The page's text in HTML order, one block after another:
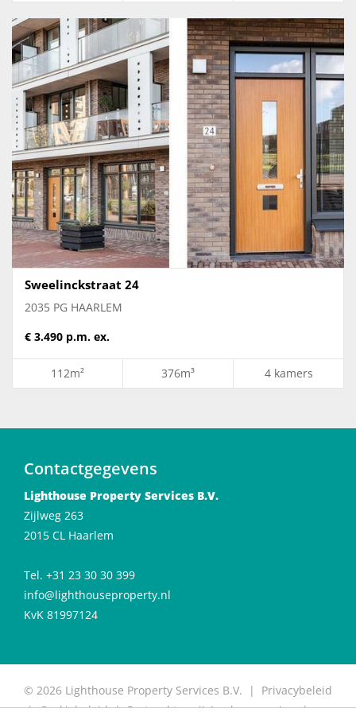
Parking via resident permit
By bike to - NS Station Haarlem: 4 minutes ,
Recreational lake Het Wed: 14 minutes, beach: 23
minutes
The property is offered unfurnished or partly
furnished, subject to further discussion
The rental price is exclusive of gas, water, electricity,
TV/internet, and local tenant taxes
Diplomatic contract for two years. Minimal rental
period 12 months. Further extended periods may be
possible and will be advised well in advance.
Owner reserves the right of refusal
Sweelinckstraat 24
2035 PG HAARLEM
€ 3.490 p.m. ex.
112m² 376m³ 4 kamers
Contactgegevens
Lighthouse Property Services B.V.
Zijlweg 263
2015 CL Haarlem
Tel. +31 23 30 30 399
info@lighthouseproperty.nl
KvK 81997124
© 2026 Lighthouse Property Services B.V. | Privacybeleid